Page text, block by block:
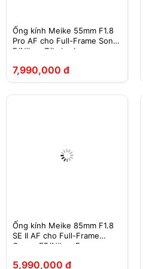
Ống kính Meike 55mm F1.8
Pro AF cho Full-Frame Sony
E/Nikon Z/Leica L
7,990,000 đ
Ống kính Meike 85mm F1.8
SE II AF cho Full-Frame
Canon EF/Nikon F
5,990,000 đ